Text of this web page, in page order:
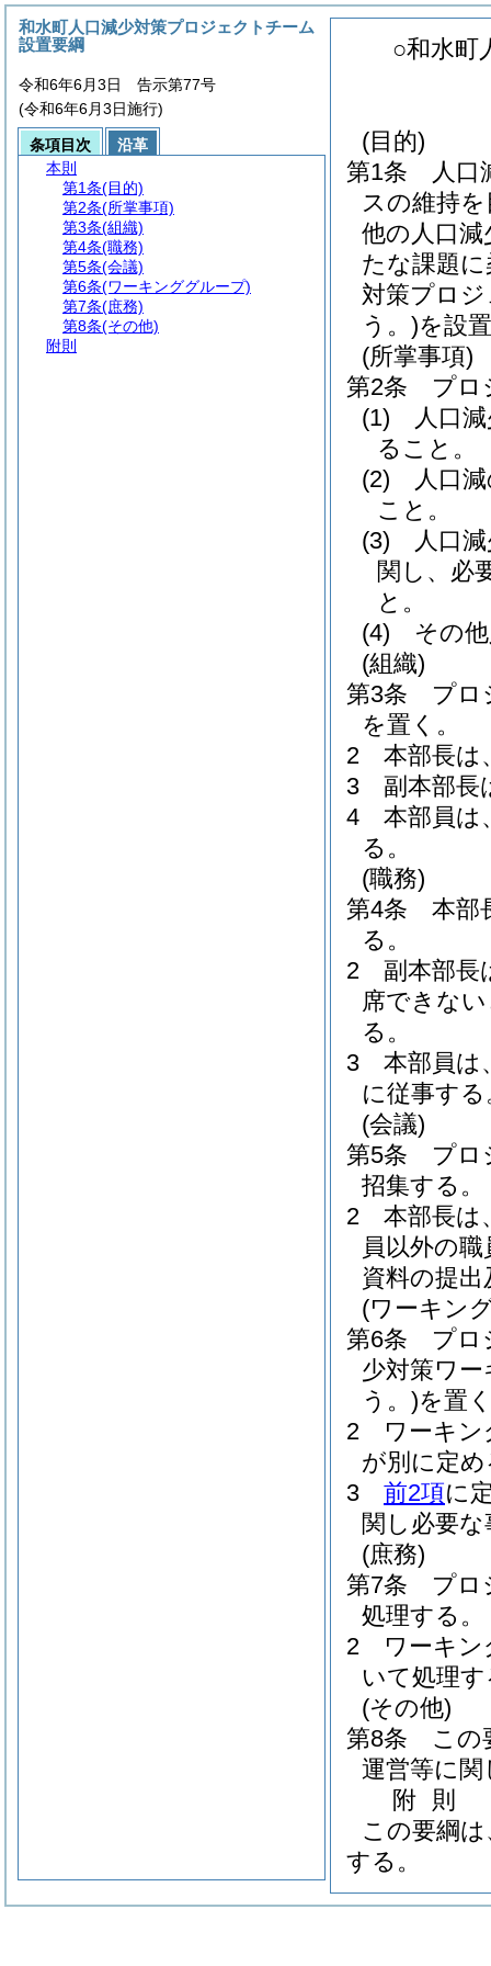
○和水町
(目的)
第1条
人口
スの維持
他の人口
たな課題
対策プロ
う。)を設
(所掌事項)
第2条
プロ
(1)
人口
ること。
(2)
人口
こと。
(3)
人口
関し、必
と。
(4)
その
(組織)
第3条
プロ
を置く。
2
本部長は
3
副本部長
4
本部員は
る。
(職務)
第4条
本部
る。
2
副本部長
席できな
る。
3
本部員は
に従事する
(会議)
第5条
プロ
招集する。
2
本部長は
員以外の
資料の提
(ワーキン
第6条
プロ
少対策ワ
う。)を置
2
ワーキ
が別に定
3
前2項に
関し必要
(庶務)
第7条
プロ
処理する。
2
ワーキ
いて処理
(その他)
第8条
この
運営等に
附 則
この要綱
する。
和水町人口減少対策プロジェクトチーム
設置要綱
令和6年6月3日 告示第77号
(令和6年6月3日施行)
条項目次
沿革
本則
第1条(目的)
第2条(所掌事項)
第3条(組織)
第4条(職務)
第5条(会議)
第6条(ワーキンググループ)
第7条(庶務)
第8条(その他)
附則